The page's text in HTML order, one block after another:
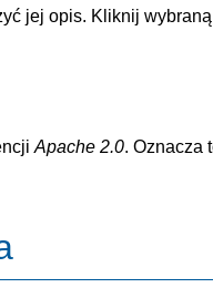
jej opis. Kliknij
Apache 2.0. Oznacza